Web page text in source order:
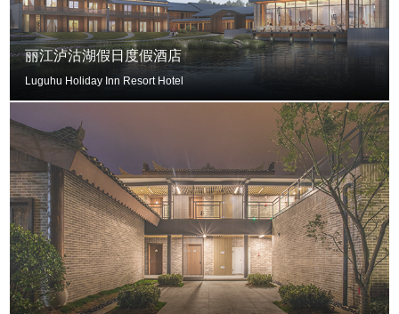
丽江泸沽湖假日度假酒店
Luguhu Holiday Inn Resort Hotel